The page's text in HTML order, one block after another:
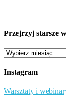
Przejrzyj starsze
Przejrzyj
wpisy
Instagram
Warsztaty i